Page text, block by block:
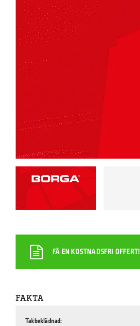
FÅ EN KOSTNADSFRI OFFERT!
FAKTA
Takbeklädnad